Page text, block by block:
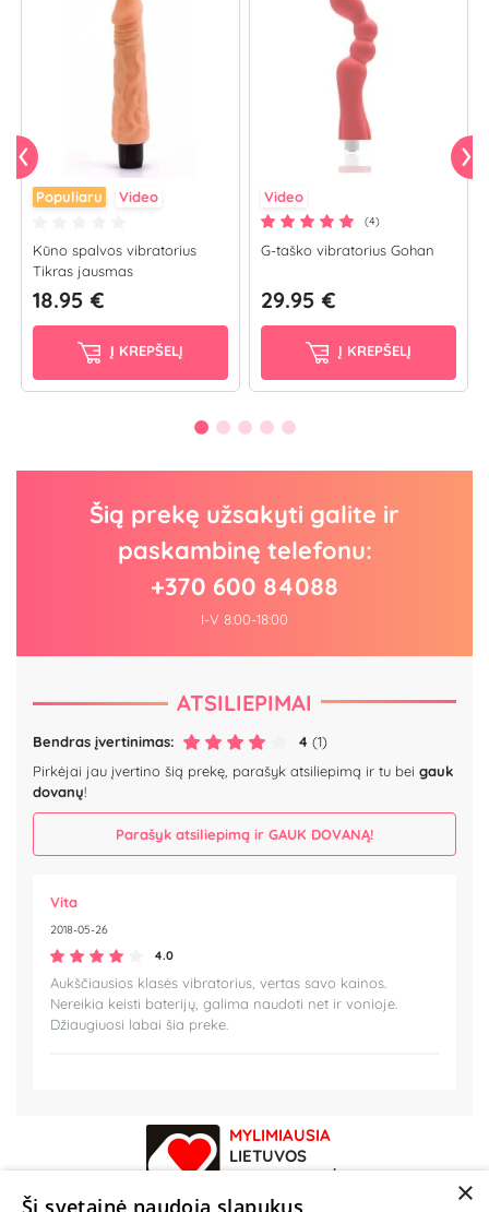
Populiaru Video
Kūno spalvos vibratorius
Tikras jausmas
18.95 €
Į KREPŠELĮ
Video
(4)
G-taško vibratorius Gohan
29.95 €
Į KREPŠELĮ
Šią prekę užsakyti galite ir
paskambinę telefonu:
+370 600 84088
I-V 8:00-18:00
ATSILIEPIMAI
Bendras įvertinimas: 4 (1)
Pirkėjai jau įvertino šią prekę, parašyk atsiliepimą ir tu bei gauk
dovanų!
Parašyk atsiliepimą ir GAUK DOVANĄ!
Vita
2018-05-26
4.0
Aukščiausios klasės vibratorius, vertas savo kainos.
Nereikia keisti baterijų, galima naudoti net ir vonioje.
Džiaugiuosi labai šia preke.
MYLIMIAUSIA
LIETUVOS
ELEKTRONINĖ
PARDUOTUVĖ
×
Ši svetainė naudoja slapukus